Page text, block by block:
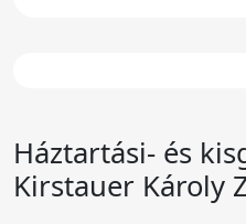
Háztartási- és
Kirstauer Károly